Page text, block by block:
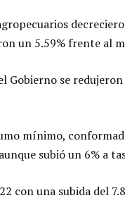
un 5.59% frente al
se
mínimo,
subió un 6% a
con una subida del